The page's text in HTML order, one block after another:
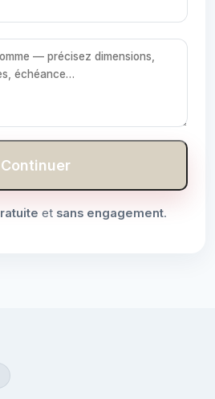
Continuer
et sans engagement.